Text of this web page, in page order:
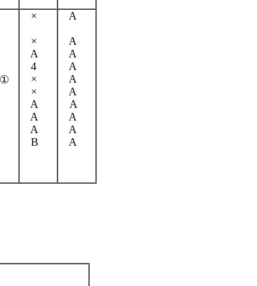
×
×
A
4
×
×
A
A
A
B
A
A
A
A
A
A
A
A
A
A